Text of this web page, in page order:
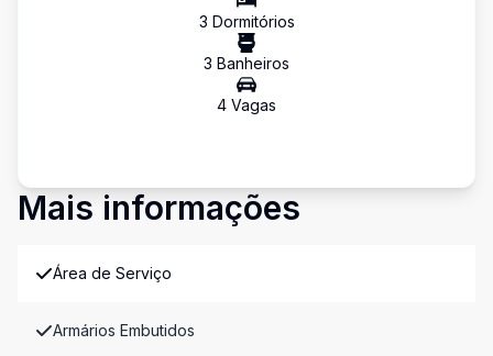
3 Dormitórios
3 Banheiros
4 Vagas
Mais informações
Área de Serviço
Armários Embutidos